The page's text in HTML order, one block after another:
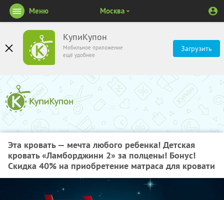
КупиКупон
Мобильное приложение
ещё удобнее
Загрузить
Меню Москва
Эта кровать — мечта любого ребенка! Детская
кровать «Ламборджини 2» за полцены! Бонус!
Скидка 40% на приобретение матраса для кровати